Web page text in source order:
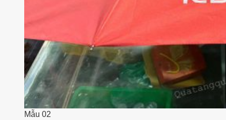
Mẫu 02